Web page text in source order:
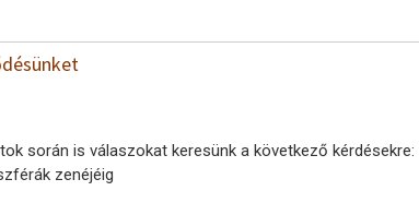
során is válaszokat keresünk a következő kérdésekre:
zenéjéig